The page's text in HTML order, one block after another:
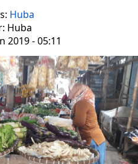
Huba
Huba
2019 - 05:11